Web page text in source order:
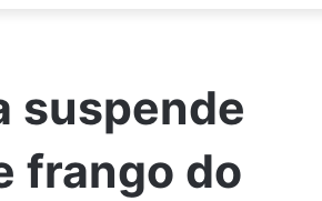
suspende
frango do